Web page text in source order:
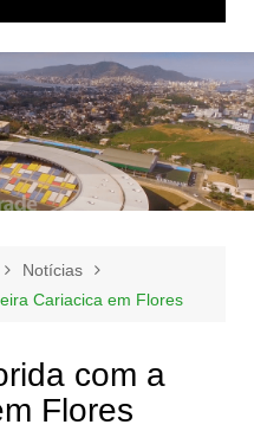
Notícias
Cariacica em Flores
com a
Flores